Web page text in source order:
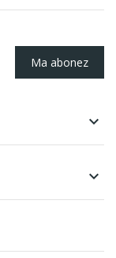
Ma abonez

